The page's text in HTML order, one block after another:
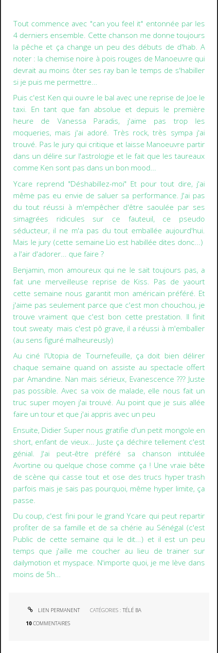
Tout commence avec "can you feel it" entonnée par les
4 derniers ensemble. Cette chanson me donne toujours
la pêche et ça change un peu des débuts de d'hab. A
noter : la chemise noire à pois rouges de Manoeuvre qui
devrait au moins ôter ses ray ban le temps de s'habiller
si je puis me permettre...
Puis c'est Ken qui ouvre le bal avec une reprise de Joe le
taxi. En tant que fan absolue et depuis le première
heure de Vanessa Paradis, j'aime pas trop les
moqueries, mais j'ai adoré. Très rock, très sympa j'ai
trouvé. Pas le jury qui critique et laisse Manoeuvre partir
dans un délire sur l'astrologie et le fait que les taureaux
comme Ken sont pas dans un bon mood...
Ycare reprend "Déshabillez-moi" Et pour tout dire, j'ai
même pas eu envie de saluer sa performance. J'ai pas
du tout réussi à m'empêcher d'être saoulée par ses
simagrées ridicules sur ce fauteuil, ce pseudo
séducteur, il ne m'a pas du tout emballée aujourd'hui.
Mais le jury (cette semaine Lio est habillée dites donc...)
a l'air d'adorer... que faire ?
Benjamin, mon amoureux qui ne le sait toujours pas, a
fait une merveilleuse reprise de Kiss. Pas de yaourt
cette semaine nous garantit mon américain préféré. Et
j'aime pas seulement parce que c'est mon chouchou, je
trouve vraiment que c'est bon cette prestation. Il finit
tout sweaty mais c'est pô grave, il a réussi à m'emballer
(au sens figuré malheureusly)
Au ciné l'Utopia de Tournefeuille, ça doit bien délirer
chaque semaine quand on assiste au spectacle offert
par Amandine. Nan mais sérieux, Evanescence ??? Juste
pas possible. Avec sa voix de malade, elle nous fait un
truc super moyen j'ai trouvé. Au point que je suis allée
faire un tour et que j'ai appris avec un peu
Ensuite, Didier Supernous gratifie d'un petit mongole en
short, enfant de vieux... Juste ça déchire tellement c'est
génial. J'ai peut-être préféré sa chanson intitulée
Avortine ou quelque chose comme ça ! Une vraie bête
de scène qui casse tout et ose des trucs hyper trash
parfois mais je sais pas pourquoi, même hyper limite, ça
passe.
Du coup, c'est fini pour le grand Ycare qui peut repartir
profiter de sa famille et de sa chérie au Sénégal (c'est
Public de cette semaine qui le dit...) et il est un peu
temps que j'aille me coucher au lieu de trainer sur
dailymotion et myspace. N'importe quoi, je me lève dans
moins de 5h...
LIEN PERMANENT CATÉGORIES :TÉLÉ BA
10 COMMENTAIRES